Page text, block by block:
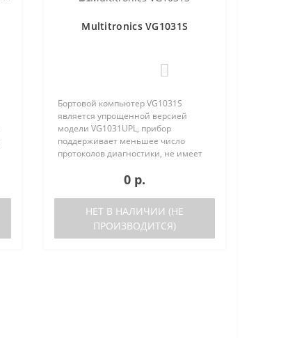
Multitronics VG1031S
Бортовой компьютер VG1031S
является упрощенной версией
модели VG1031UPL, прибор
поддерживает меньшее число
протоколов диагностики, не имеет
датчика температуры. Отличия
VG1031S от VG1031UPL: отсутствует
0 р.
НЕТ В НАЛИЧИИ (НЕ
ПРОИЗВОДИТСЯ)